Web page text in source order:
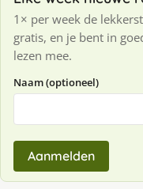
1× per week de
gratis, en je bent in
lezen mee.
Naam (optioneel)
Aanmelden